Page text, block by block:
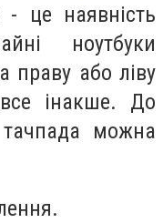
це наявність
ноутбуки
праву або ліву
інакше. До
можна